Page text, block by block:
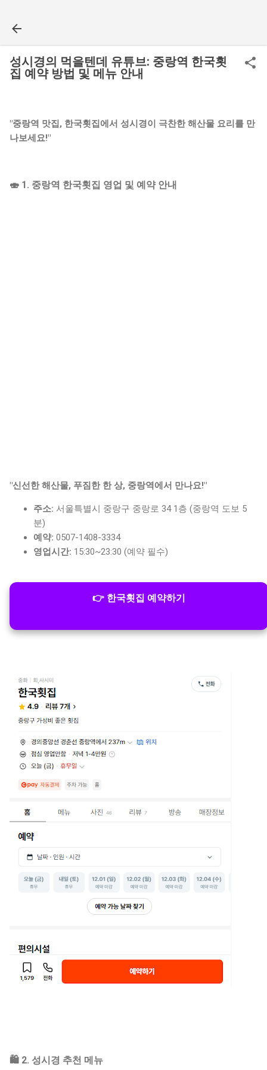
성시경의 먹을텐데 유튜브: 중랑역 한국횟
집 예약 방법 및 메뉴 안내
"중랑역 맛집, 한국횟집에서 성시경이 극찬한 해산물 요리를 만
나보세요!"
🍣 1. 중랑역 한국횟집 영업 및 예약 안내
"신선한 해산물, 푸짐한 한 상, 중랑역에서 만나요!"
주소: 서울특별시 중랑구 중랑로 34 1층 (중랑역 도보 5
분)
예약: 0507-1408-3334
영업시간: 15:30~23:30 (예약 필수)
👉 한국횟집 예약하기
🛍️ 2. 성시경 추천 메뉴